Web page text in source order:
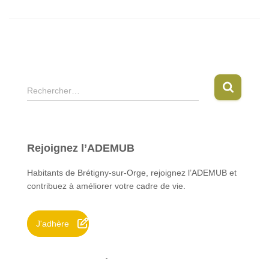
R
e
r
h
e
:
Rechercher…
Rejoignez l’ADEMUB
Habitants de Brétigny-sur-Orge, rejoignez l’ADEMUB et
contribuez à améliorer votre cadre de vie.
J'adhère